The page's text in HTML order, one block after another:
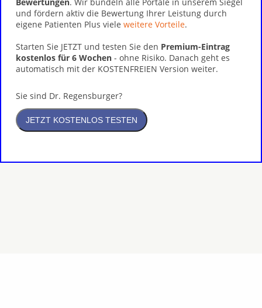
und fördern aktiv die Bewertung Ihrer Leistung durch
eigene Patienten Plus viele weitere Vorteile.
Starten Sie JETZT und testen Sie den Premium-Eintrag
kostenlos für 6 Wochen - ohne Risiko. Danach geht es
automatisch mit der KOSTENFREIEN Version weiter.
Sie sind Dr. Regensburger?